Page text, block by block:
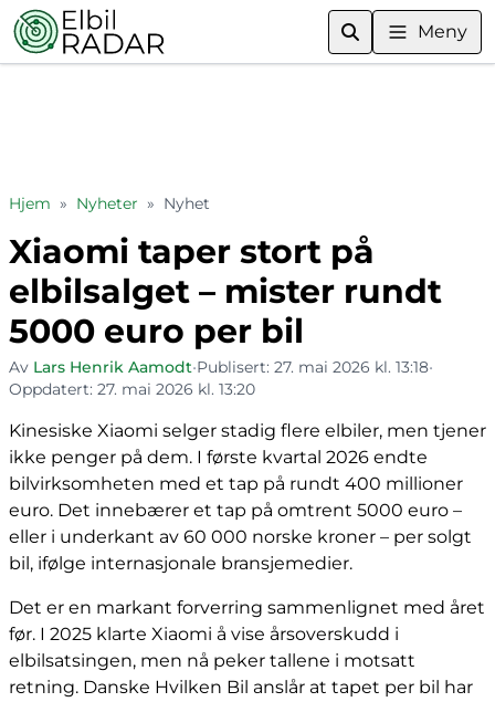
Meny
Hjem » Nyheter » Nyhet
Xiaomi taper stort på
elbilsalget – mister rundt
5000 euro per bil
Av Lars Henrik Aamodt•Publisert: 27. mai 2026 kl. 13:18•
Oppdatert: 27. mai 2026 kl. 13:20
Kinesiske Xiaomi selger stadig flere elbiler, men tjener
ikke penger på dem. I første kvartal 2026 endte
bilvirksomheten med et tap på rundt 400 millioner
euro. Det innebærer et tap på omtrent 5000 euro –
eller i underkant av 60 000 norske kroner – per solgt
bil, ifølge internasjonale bransjemedier.
Det er en markant forverring sammenlignet med året
før. I 2025 klarte Xiaomi å vise årsoverskudd i
elbilsatsingen, men nå peker tallene i motsatt
retning. Danske Hvilken Bil anslår at tapet per bil har